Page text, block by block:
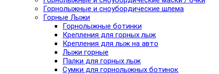
Горнолыжные и сноубордические шлема
Горные Лыжи
Горнолыжные ботинки
Крепления для горных лыж
Крепления для лыж на авто
Лыжи горные
Палки для горных лыж
Сумки для горнолыжных ботинок